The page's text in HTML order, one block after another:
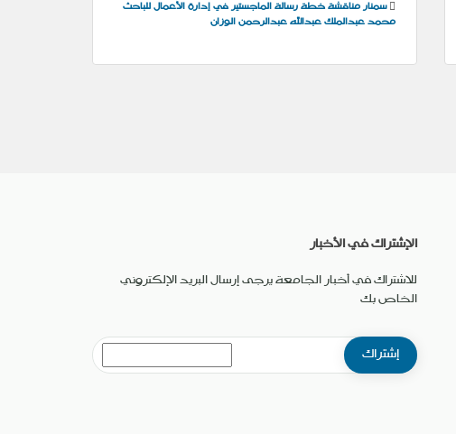
سمنار مناقشة خطة رسالة الماجستير في إدارة الأعمال للباحث
محمد عبدالملك عبدالله عبدالرحمن الوزان
الإشتراك في الأخبار
للاشتراك في أخبار الجامعة يرجى إرسال البريد الإلكتروني
الخاص بك